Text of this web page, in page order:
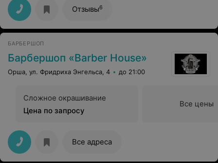
Отзывы6
БАРБЕРШОП
Барбершоп «Barber House»
Орша, ул. Фридриха Энгельса, 4 до 21:00
Сложное окрашивание
Цена по запросу
Все цены
Все адреса